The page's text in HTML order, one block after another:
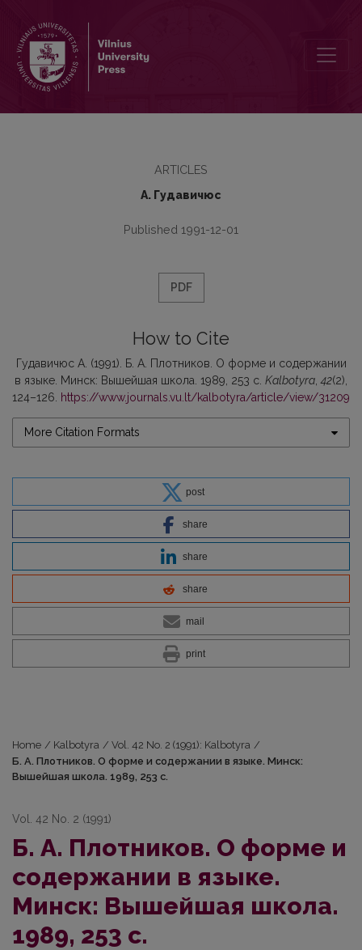
ARTICLES
А. Гудaвичюс
Published 1991-12-01
PDF
How to Cite
Гудaвичюс А. (1991). Б. А. Плотников. О форме и содepжaнии
в языке. Минск: Вышeйшая шкoла. 1989, 253 с. Kalbotyra ,42(2),
124–126.
https://www.journals.vu.lt/kalbotyra/article/view/31209
More Citation Formats
post
share
share
share
mail
print
Home / Kalbotyra / Vol. 42 No. 2 (1991): Kalbotyra /
Б. А. Плотников. О форме и содepжaнии в языке. Минск:
Вышeйшая шкoла. 1989, 253 с.
Vol. 42 No. 2 (1991)
Б. А. Плотников. О форме и
содepжaнии в языке.
Минск: Вышeйшая шкoла.
1989, 253 с.